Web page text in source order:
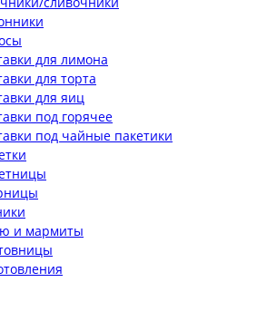
для лимона
для торта
для яиц
под горячее
под чайные пакетики
и мармиты